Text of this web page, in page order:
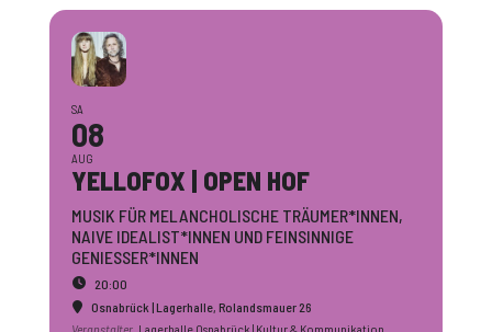
SA
08
AUG
YELLOFOX | OPEN HOF
MUSIK FÜR MELANCHOLISCHE TRÄUMER*INNEN,
NAIVE IDEALIST*INNEN UND FEINSINNIGE
GENIESSER*INNEN
20:00
Osnabrück | Lagerhalle, Rolandsmauer 26
Veranstalter Lagerhalle Osnabrück | Kultur & Kommunikation